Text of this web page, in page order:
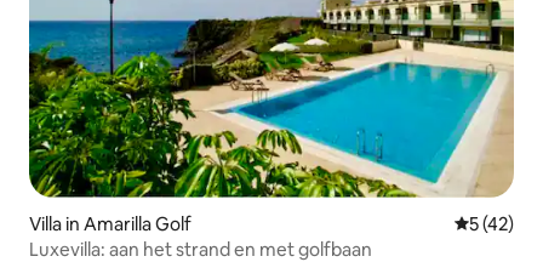
Villa in Amarilla Golf
5 (42)
Luxevilla: aan het strand en met golfbaan